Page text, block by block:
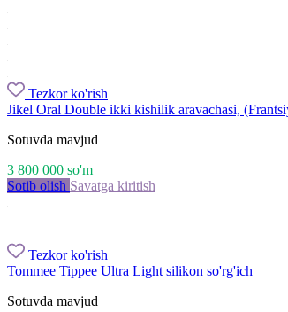
Tezkor ko'rish
Jikel Oral Double ikki kishilik aravachasi,
Sotuvda mavjud
3 800 000 so'm
Sotib olish Savatga kiritish
Tezkor ko'rish
Tommee Tippee Ultra Light silikon so'rg'ich
Sotuvda mavjud